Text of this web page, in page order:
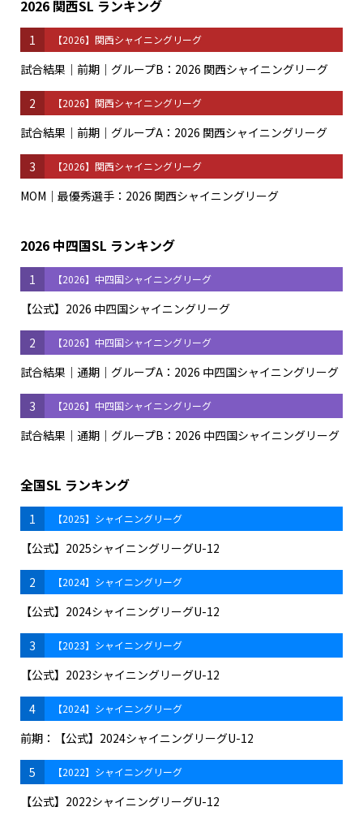
2026 関西SL ランキング
1 【2026】関西シャイニングリーグ
試合結果｜前期｜グループB：2026 関西シャイニングリーグ
2 【2026】関西シャイニングリーグ
試合結果｜前期｜グループA：2026 関西シャイニングリーグ
3 【2026】関西シャイニングリーグ
MOM｜最優秀選手：2026 関西シャイニングリーグ
2026 中四国SL ランキング
1 【2026】中四国シャイニングリーグ
【公式】2026 中四国シャイニングリーグ
2 【2026】中四国シャイニングリーグ
試合結果｜通期｜グループA：2026 中四国シャイニングリーグ
3 【2026】中四国シャイニングリーグ
試合結果｜通期｜グループB：2026 中四国シャイニングリーグ
全国SL ランキング
1 【2025】シャイニングリーグ
【公式】2025シャイニングリーグU-12
2 【2024】シャイニングリーグ
【公式】2024シャイニングリーグU-12
3 【2023】シャイニングリーグ
【公式】2023シャイニングリーグU-12
4 【2024】シャイニングリーグ
前期：【公式】2024シャイニングリーグU-12
5 【2022】シャイニングリーグ
【公式】2022シャイニングリーグU-12